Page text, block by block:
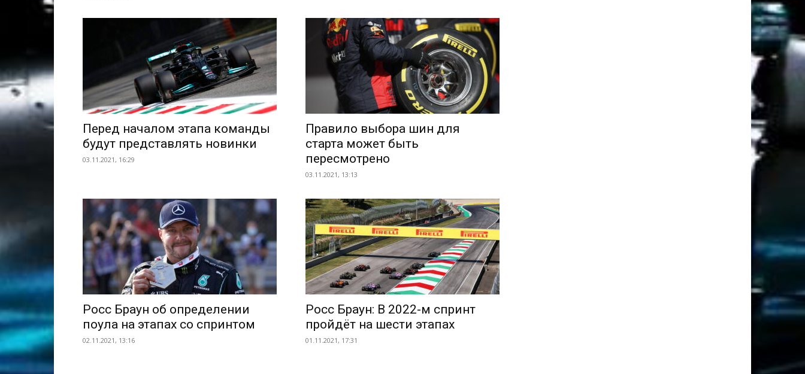
Перед началом этапа команды
будут представлять новинки
03.11.2021, 16:29
Правило выбора шин для
старта может быть
пересмотрено
03.11.2021, 13:13
Росс Браун об определении
поула на этапах со спринтом
02.11.2021, 13:16
Росс Браун: В 2022-м спринт
пройдёт на шести этапах
01.11.2021, 17:31